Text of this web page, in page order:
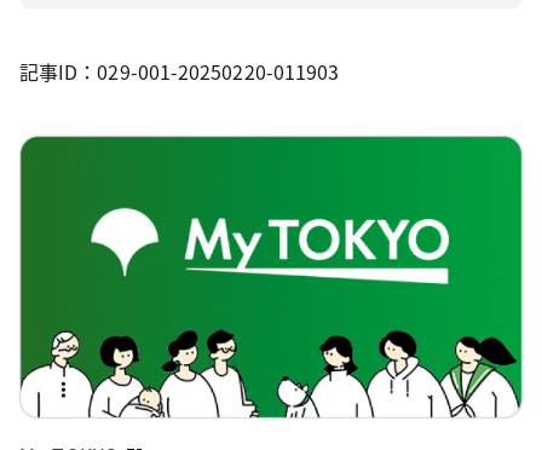
記事ID：029-001-20250220-011903